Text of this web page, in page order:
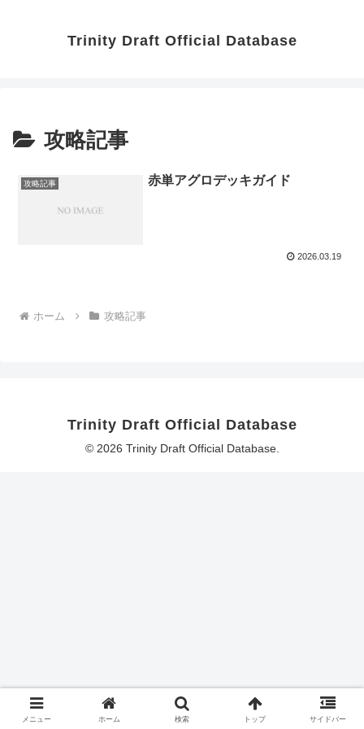
Trinity Draft Official Database
攻略記事
攻略記事 赤単アグロデッキガイド
2026.03.19
ホーム 攻略記事
Trinity Draft Official Database
© 2026 Trinity Draft Official Database.
メニュー ホーム 検索 トップ サイドバー